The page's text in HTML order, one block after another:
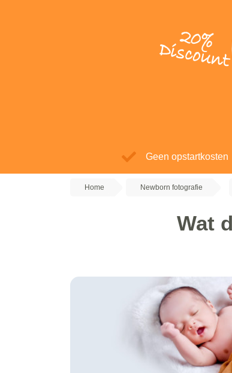
20%
Discount
Geen opstartkosten
Home Newborn fotografie
Wat